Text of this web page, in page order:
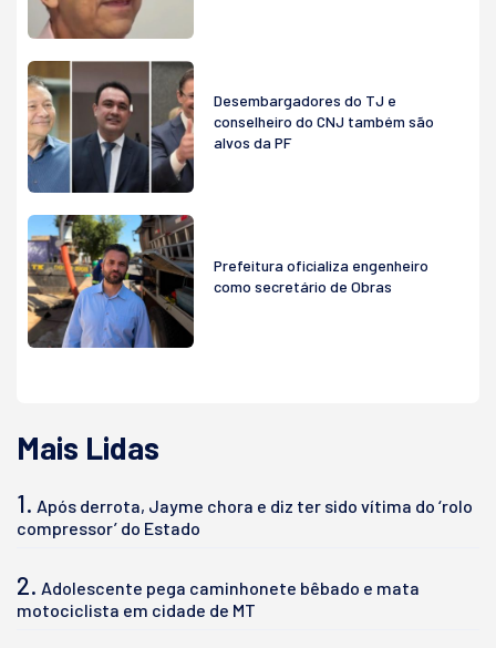
Desembargadores do TJ e
conselheiro do CNJ também são
alvos da PF
Prefeitura oficializa engenheiro
como secretário de Obras
Mais Lidas
1. Após derrota, Jayme chora e diz ter sido vítima do ‘rolo
compressor’ do Estado
2. Adolescente pega caminhonete bêbado e mata
motociclista em cidade de MT